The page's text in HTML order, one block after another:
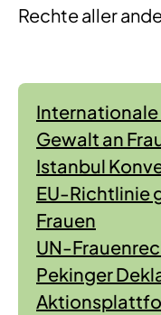
Gewalt an
Istanbul
EU-Richtlinie
Frauen
UN-
Pekinger
Rechte aller